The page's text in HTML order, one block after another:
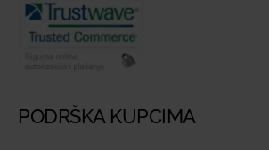
PODRŠKA KUPCIMA